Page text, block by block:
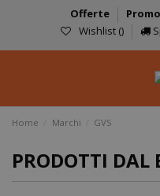
Offerte
Wishlist ()
Home Marchi GVS
PRODOTTI DAL